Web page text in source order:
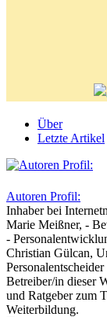
Über
Letzte Artikel
Autoren Profil:
Inhaberbei
Marie Meißner, -
-
Christian Gülcan,
Betreiber/in dieser
und Ratgeber zum
Weiterbildung.